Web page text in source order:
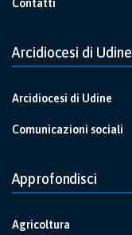
Contatti
Arcidiocesi di Udine
Arcidiocesi di Udine
Comunicazioni sociali
Approfondisci
Agricoltura